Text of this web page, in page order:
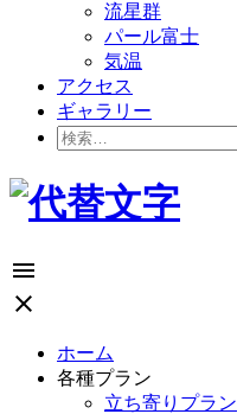
流星群
パール富士
気温
アクセス
ギャラリー
検
menu
close
ホーム
各種プラン
立ち寄りプラン